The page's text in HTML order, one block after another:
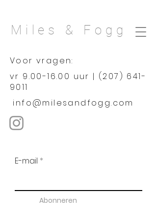
Miles & Fogg
Voor vragen:
vr 9.00-16.00 uur | (207) 641-
9011
info@milesandfogg.com
E-mail
Abonneren